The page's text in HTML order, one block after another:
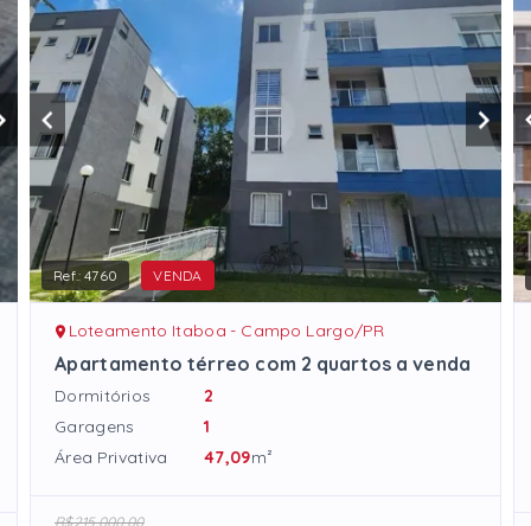
Ref.:4760 VENDA
Loteamento Itaboa - Campo Largo/PR
Apartamento térreo com 2 quartos a venda
Dormitórios
2
Garagens
1
Área Privativa
47,09m²
R$215.000,00